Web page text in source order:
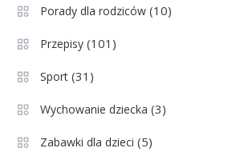
dobre rozwiązanie dla
maturzysty?
Porady dla rodziców (10)
Przepisy (101)
Sport (31)
Wychowanie dziecka (3)
Zabawki dla dzieci (5)